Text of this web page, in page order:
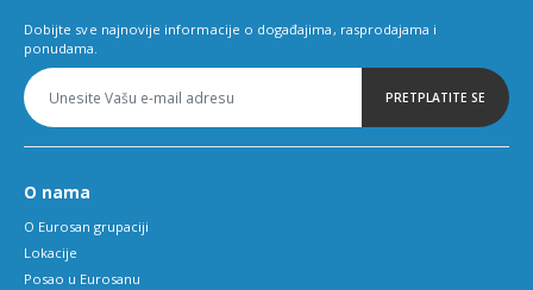
Dobijte sve najnovije informacije o događajima, rasprodajama i
ponudama.
PRETPLATITE SE
O nama
O Eurosan grupaciji
Lokacije
Posao u Eurosanu